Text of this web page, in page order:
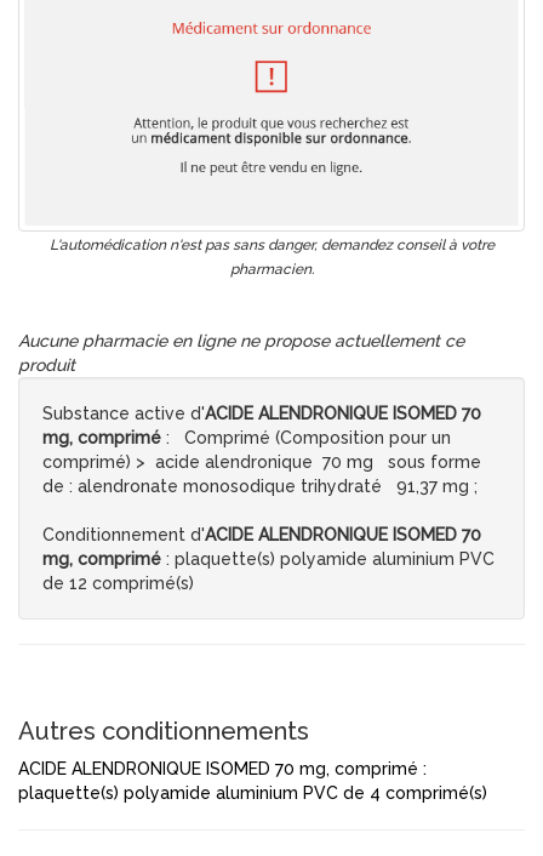
L'automédication n'est pas sans danger, demandez conseil à votre
pharmacien.
Aucune pharmacie en ligne ne propose actuellement ce
produit
Substance active d'ACIDE ALENDRONIQUE ISOMED 70
mg, comprimé : Comprimé (Composition pour un
comprimé) > acide alendronique 70 mg sous forme
de : alendronate monosodique trihydraté 91,37 mg ;
Conditionnement d'ACIDE ALENDRONIQUE ISOMED 70
mg, comprimé : plaquette(s) polyamide aluminium PVC
de 12 comprimé(s)
Autres conditionnements
ACIDE ALENDRONIQUE ISOMED 70 mg, comprimé :
plaquette(s) polyamide aluminium PVC de 4 comprimé(s)